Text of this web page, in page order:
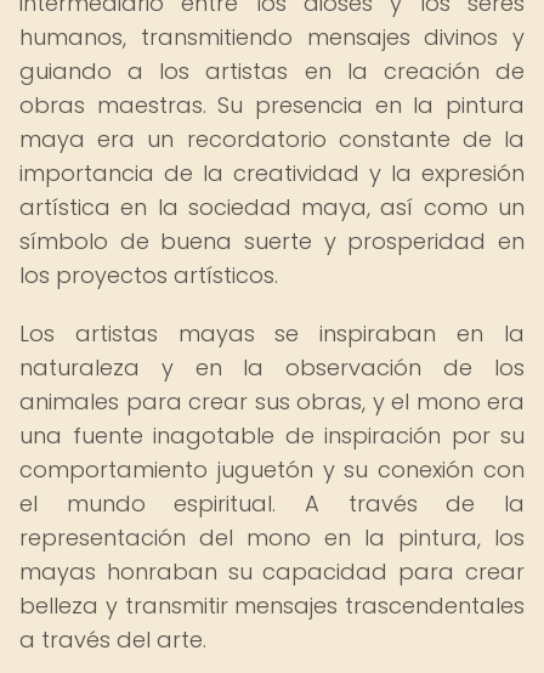
humanos, transmitiendo mensajes divinos y
guiando a los artistas en la creación de
obras maestras. Su presencia en la pintura
maya era un recordatorio constante de la
importancia de la creatividad y la expresión
artística en la sociedad maya, así como un
símbolo de buena suerte y prosperidad en
los proyectos artísticos.
Los artistas mayas se inspiraban en la
naturaleza y en la observación de los
animales para crear sus obras, y el mono era
una fuente inagotable de inspiración por su
comportamiento juguetón y su conexión con
el mundo espiritual. A través de la
representación del mono en la pintura, los
mayas honraban su capacidad para crear
belleza y transmitir mensajes trascendentales
a través del arte.